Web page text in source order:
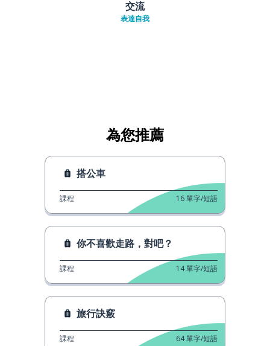
交流
表達自我
為您推薦
搭公車
課程 16單字/短語
你不喜歡走路，對吧？
課程 14單字/短語
旅行訣竅
課程 64單字/短語